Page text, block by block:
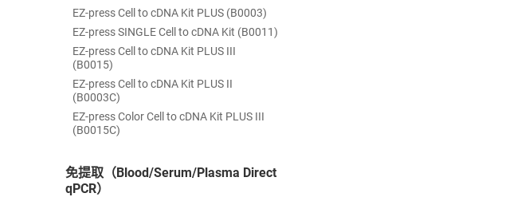
EZ-press Cell to cDNA Kit PLUS (B0003)
EZ-press SINGLE Cell to cDNA Kit (B0011)
EZ-press Cell to cDNA Kit PLUS III
(B0015)
EZ-press Cell to cDNA Kit PLUS II
(B0003C)
EZ-press Color Cell to cDNA Kit PLUS III
(B0015C)
免提取（Blood/Serum/Plasma Direct
qPCR）